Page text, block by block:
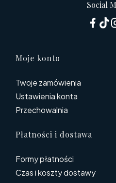
Social
Linki w stopce
Moje konto
Twoje zamówienia
Ustawienia konta
Przechowalnia
Płatności i dostawa
Formy płatności
Czas i koszty dostawy